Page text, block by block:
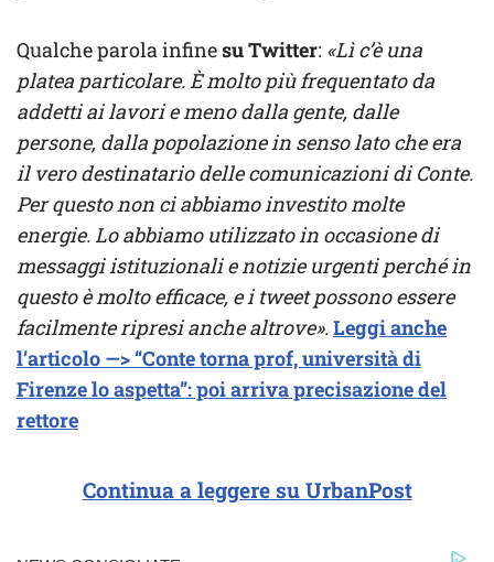
Qualche parola infinesu Twitter: «Lì c’è una
platea particolare. È molto più frequentato da
addetti ai lavori e meno dalla gente, dalle
persone, dalla popolazione in senso lato che era
il vero destinatario delle comunicazioni di Conte.
Per questo non ci abbiamo investito molte
energie. Lo abbiamo utilizzato in occasione di
messaggi istituzionali e notizie urgenti perché in
questo è molto efficace, e i tweet possono essere
facilmente ripresi anche altrove».Leggi anche
l’articolo —> “Conte torna prof, università di
Firenze lo aspetta”: poi arriva precisazione del
rettore
Continua a leggere su UrbanPost